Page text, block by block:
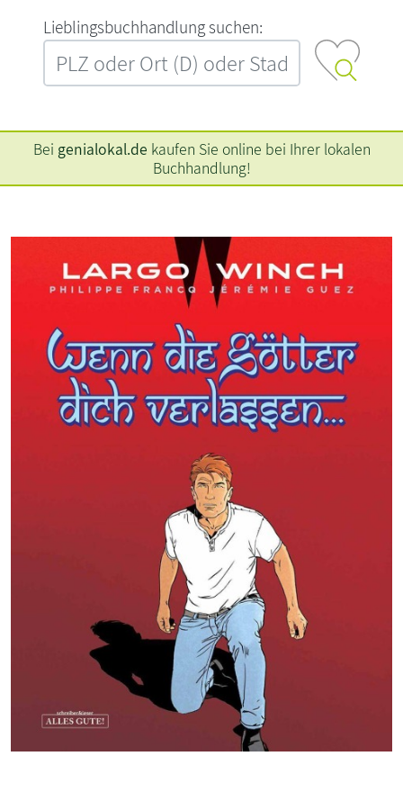
L‍i‍e‍b‍l‍i‍n‍g‍s‍b‍u‍c‍h‍h‍a‍n‍d‍l‍u‍n‍g‍ ‍s‍u‍c‍h‍e‍n‍:‍
Bei genialokal.de kaufen Sie online bei Ihrer lokalen
Buchhandlung!